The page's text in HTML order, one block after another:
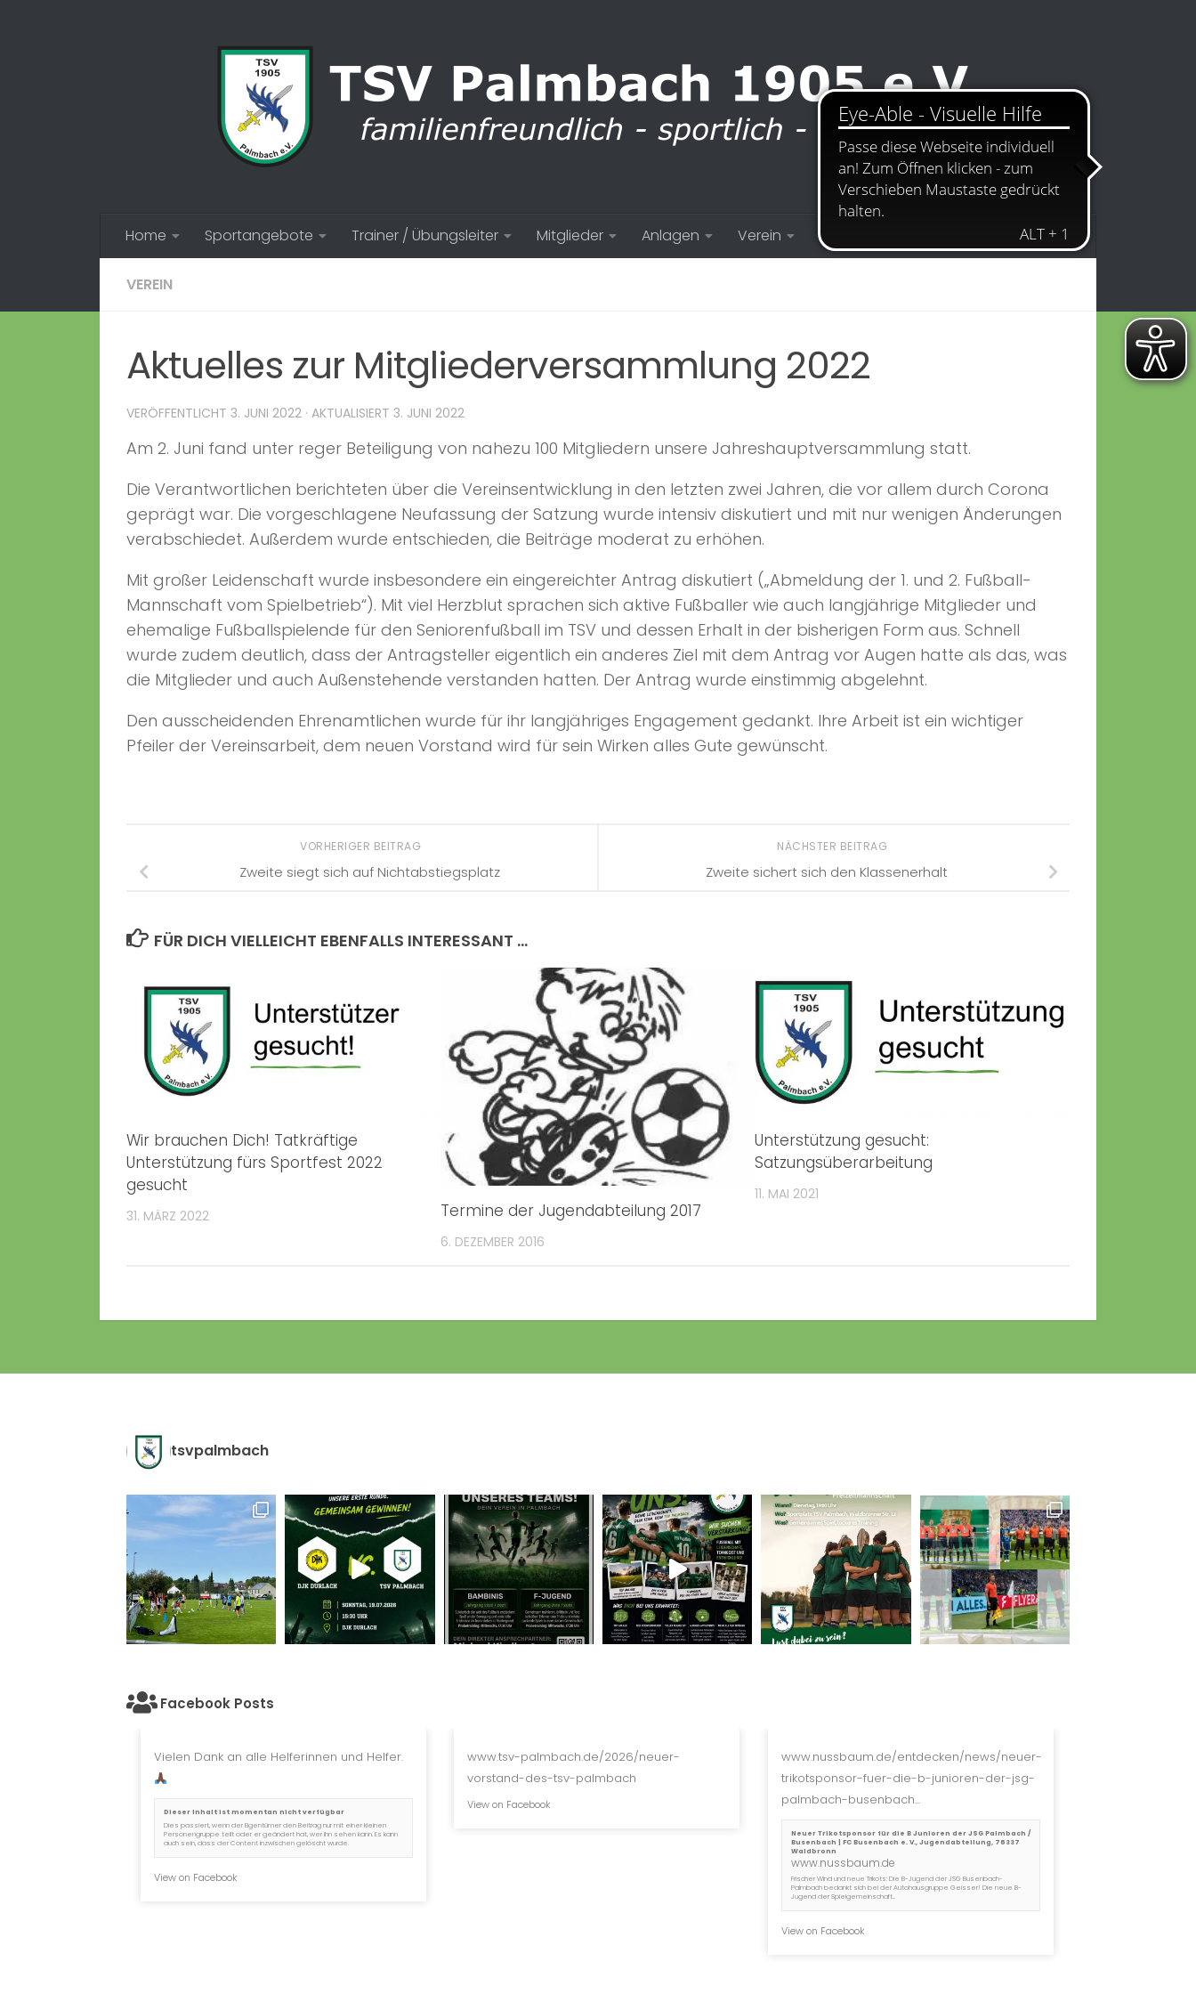
Home Sportangebote Trainer / Übungsleiter Mitglieder Anlagen Verein Kontakt
VEREIN
Aktuelles zur Mitgliederversammlung 2022
VERÖFFENTLICHT 3. JUNI 2022 · AKTUALISIERT 3. JUNI 2022
Am 2. Juni fand unter reger Beteiligung von nahezu 100 Mitgliedern unsere Jahreshauptversammlung statt.
Die Verantwortlichen berichteten über die Vereinsentwicklung in den letzten zwei Jahren, die vor allem durch Corona
geprägt war. Die vorgeschlagene Neufassung der Satzung wurde intensiv diskutiert und mit nur wenigen Änderungen
verabschiedet. Außerdem wurde entschieden, die Beiträge moderat zu erhöhen.
Mit großer Leidenschaft wurde insbesondere ein eingereichter Antrag diskutiert („Abmeldung der 1. und 2. Fußball-
Mannschaft vom Spielbetrieb“). Mit viel Herzblut sprachen sich aktive Fußballer wie auch langjährige Mitglieder und
ehemalige Fußballspielende für den Seniorenfußball im TSV und dessen Erhalt in der bisherigen Form aus. Schnell
wurde zudem deutlich, dass der Antragsteller eigentlich ein anderes Ziel mit dem Antrag vor Augen hatte als das, was
die Mitglieder und auch Außenstehende verstanden hatten. Der Antrag wurde einstimmig abgelehnt.
Den ausscheidenden Ehrenamtlichen wurde für ihr langjähriges Engagement gedankt. Ihre Arbeit ist ein wichtiger
Pfeiler der Vereinsarbeit, dem neuen Vorstand wird für sein Wirken alles Gute gewünscht.
NÄCHSTER BEITRAG
Zweite sichert sich den Klassenerhalt
VORHERIGER BEITRAG
Zweite siegt sich auf Nichtabstiegsplatz
FÜR DICH VIELLEICHT EBENFALLS INTERESSANT …
Wir brauchen Dich! Tatkräftige
Unterstützung fürs Sportfest 2022
gesucht
31. MÄRZ 2022 Termine der Jugendabteilung 2017
6. DEZEMBER 2016
Unterstützung gesucht:
Satzungsüberarbeitung
11. MAI 2021
tsvpalmbach
Facebook Posts
Vielen Dank an alle Helferinnen und Helfer.
Dieser Inhalt ist momentan nicht verfügbar
Dies passiert, wenn der Eigentümer den Beitrag nur mit einer kleinen
Personengruppe teilt oder er geändert hat, wer ihn sehen kann. Es kann
auch sein, dass der Content inzwischen gelöscht wurde.
View on Facebook
www.tsv-palmbach.de/2026/neuer-
vorstand-des-tsv-palmbach
View on Facebook
www.nussbaum.de/entdecken/news/neuer-
trikotsponsor-fuer-die-b-junioren-der-jsg-
palmbach-busenbach...
Neuer Trikotsponsor für die B Junioren der JSG Palmbach /
Busenbach | FC Busenbach e. V., Jugendabteilung, 76337
Waldbronn
www.nussbaum.de
Frischer Wind und neue Trikots: Die B-Jugend der JSG Busenbach-
Palmbach bedankt sich bei der Autohausgruppe Geisser! Die neue B-
Jugend der Spielgemeinschaft...
View on Facebook